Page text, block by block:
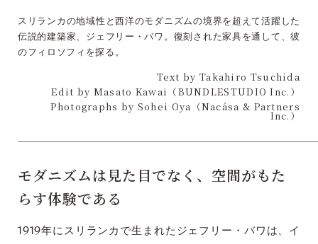
スリランカの地域性と西洋のモダニズムの境界を超えて活躍した
伝説的建築家、ジェフリー・バワ。復刻された家具を通して、彼
のフィロソフィを探る。
Text by Takahiro Tsuchida
Edit by Masato Kawai（BUNDLESTUDIO Inc.）
Photographs by Sohei Oya（Nacása & Partners
Inc.）
モダニズムは見た目でなく、空間がもた
らす体験である
1919年にスリランカで生まれたジェフリー・バワは、イ